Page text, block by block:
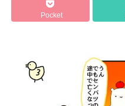
Pocket